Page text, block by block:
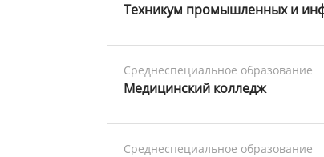
Техникум промышленных и
Среднеспециальное образование
Медицинский колледж
Среднеспециальное образование